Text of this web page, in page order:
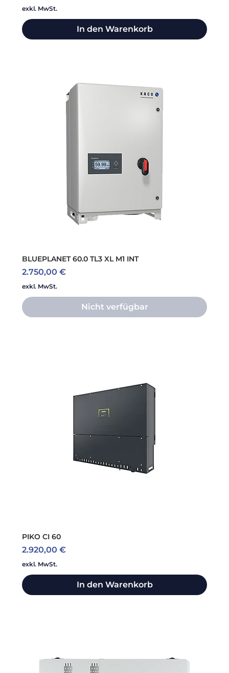
exkl. MwSt.
In den Warenkorb
BLUEPLANET 60.0 TL3 XL M1 INT
Preis
2.750,00 €
exkl. MwSt.
Nicht verfügbar
PIKO CI 60
Preis
2.920,00 €
exkl. MwSt.
In den Warenkorb